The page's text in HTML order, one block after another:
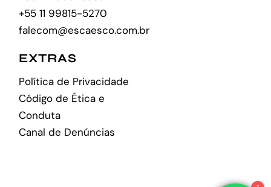
+55 11 99815-5270
falecom@escaesco.com.br
EXTRAS
Política de Privacidade
Código de Ética e
Conduta
Canal de Denúncias